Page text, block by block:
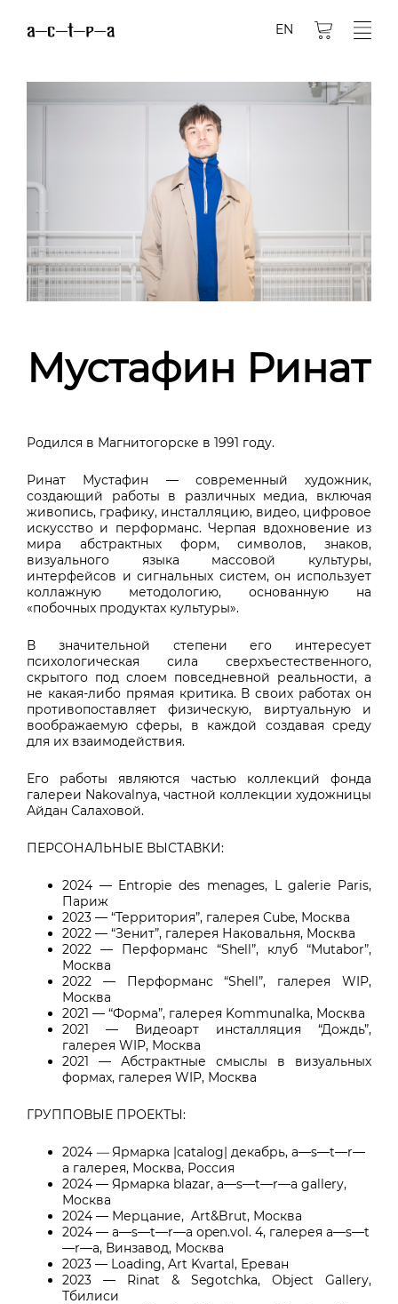
EN
Мустафин Ринат
Родился в Магнитогорске в 1991 году.
Ринат Мустафин — современный художник,
создающий работы в различных медиа, включая
живопись, графику, инсталляцию, видео, цифровое
искусство и перформанс. Черпая вдохновение из
мира абстрактных форм, символов, знаков,
визуального языка массовой культуры,
интерфейсов и сигнальных систем, он использует
коллажную методологию, основанную на
«побочных продуктах культуры».
В значительной степени его интересует
психологическая сила сверхъестественного,
скрытого под слоем повседневной реальности, а
не какая-либо прямая критика. В своих работах он
противопоставляет физическую, виртуальную и
воображаемую сферы, в каждой создавая среду
для их взаимодействия.
Его работы являются частью коллекций фонда
галереи Nakovalnya, частной коллекции художницы
Айдан Салаховой.
ПЕРСОНАЛЬНЫЕ ВЫСТАВКИ:
2024 — Entropie des menages, L galerie Paris,
Париж
2023 — “Территория”, галерея Cube, Москва
2022 — “Зенит”, галерея Наковальня, Москва
2022 — Перформанс “Shell”, клуб “Mutabor”,
Москва
2022 — Перформанс “Shell”, галерея WIP,
Москва
2021 — “Форма”, галерея Kommunalka, Москва
2021 — Видеоарт инсталляция “Дождь”,
галерея WIP, Москва
2021 — Абстрактные смыслы в визуальных
формах, галерея WIP, Москва
ГРУППОВЫЕ ПРОЕКТЫ:
2024 — Ярмарка |catalog| декабрь, a—s—t—r—
a галерея, Москва, Россия
2024 — Ярмарка blazar, a—s—t—r—a gallery,
Москва
2024 — Мерцание, Art&Brut, Москва
2024 — a—s—t—r—a open.vol. 4, галерея a—s—t
—r—a, Винзавод, Москва
2023 — Loading, Art Kvartal, Ереван
2023 — Rinat & Segotchka, Object Gallery,
Тбилиси